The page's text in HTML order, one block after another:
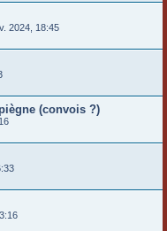
2024, 18:45
(convois ?)